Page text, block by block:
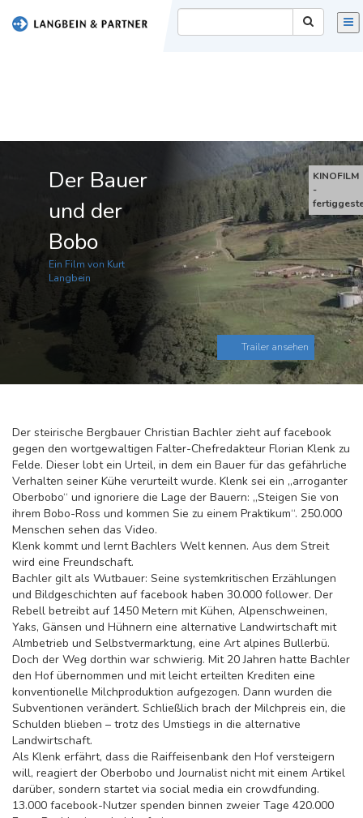
KONTAKT
IMPRESSUM
[ENGLISH]
Der Bauer
und der
Bobo
Ein Film von Kurt
Langbein
KINOFILM
-
Trailer ansehen
Der steirische Bergbauer Christian Bachler zieht auf facebook
gegen den wortgewaltigen Falter-Chefredakteur Florian Klenk zu
Felde. Dieser lobt ein Urteil, in dem ein Bauer für das gefährliche
Verhalten seiner Kühe verurteilt wurde. Klenk sei ein „arroganter
Oberbobo“ und ignoriere die Lage der Bauern: „Steigen Sie von
ihrem Bobo-Ross und kommen Sie zu einem Praktikum“. 250.000
Menschen sehen das Video.
Klenk kommt und lernt Bachlers Welt kennen. Aus dem Streit
wird eine Freundschaft.
Bachler gilt als Wutbauer: Seine systemkritischen Erzählungen
und Bildgeschichten auf facebook haben 30.000 follower. Der
Rebell betreibt auf 1450 Metern mit Kühen, Alpenschweinen,
Yaks, Gänsen und Hühnern eine alternative Landwirtschaft mit
Almbetrieb und Selbstvermarktung, eine Art alpines Bullerbü.
Doch der Weg dorthin war schwierig. Mit 20 Jahren hatte Bachler
den Hof übernommen und mit leicht erteilten Krediten eine
konventionelle Milchproduktion aufgezogen. Dann wurden die
Subventionen verändert. Schließlich brach der Milchpreis ein, die
Schulden blieben – trotz des Umstiegs in die alternative
Landwirtschaft.
Als Klenk erfährt, dass die Raiffeisenbank den Hof versteigern
will, reagiert der Oberbobo und Journalist nicht mit einem Artikel
darüber, sondern startet via social media ein crowdfunding.
13.000 facebook-Nutzer spenden binnen zweier Tage 420.000